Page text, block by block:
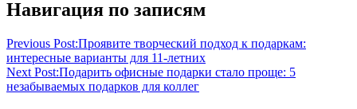
Навигация по записям
Previous Post:Проявите творческий подход к подаркам:
интересные варианты для 11-летних
Next Post:Подарить офисные подарки стало проще: 5
незабываемых подарков для коллег